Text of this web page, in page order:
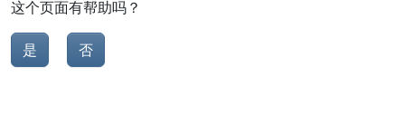
这个页面有帮助吗？
是 否